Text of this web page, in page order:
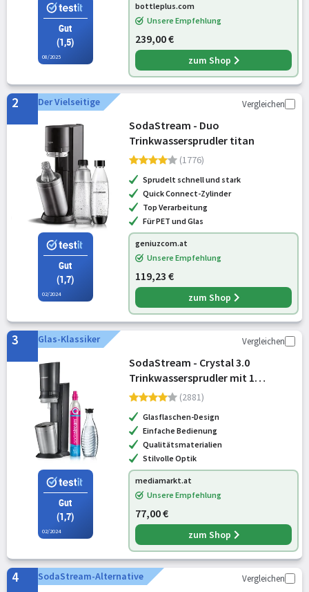
Gut
(1,5)
08/2025
bottleplus.com
Unsere Empfehlung
239,00 €
zum Shop
2 Der Vielseitige Vergleichen
Gut
(1,7)
02/2024
SodaStream - Duo
Trinkwassersprudler titan
(1776)
Sprudelt schnell und stark
Quick Connect-Zylinder
Top Verarbeitung
Für PET und Glas
geniuzcom.at
Unsere Empfehlung
119,23 €
zum Shop
3 Glas-Klassiker Vergleichen
Gut
(1,7)
02/2024
SodaStream - Crystal 3.0
Trinkwassersprudler mit 1
Glaskaraffe schwarz (1016411490)
(2881)
Glasflaschen-Design
Einfache Bedienung
Qualitätsmaterialien
Stilvolle Optik
mediamarkt.at
Unsere Empfehlung
77,00 €
zum Shop
4 SodaStream-Alternative Vergleichen